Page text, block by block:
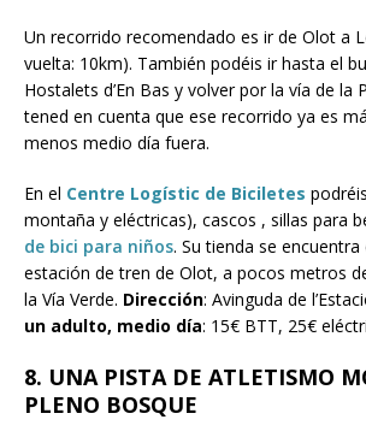
Un recorrido recomendado es ir de Olot a
vuelta: 10km). También podéis ir hasta el
Hostalets d’En Bas y volver por la vía de la
tened en cuenta que ese recorrido ya es
menos medio día fuera.
En el Centre Logístic de Biciletes
montaña y eléctricas), cascos , sillas para
de bici para niños. Su tienda se
estación de tren de Olot, a pocos metros
la Vía Verde. Dirección: Avinguda de
un adulto, medio día: 15€ BTT, 25€
8. UNA PISTA DE ATLETISMO
PLENO BOSQUE